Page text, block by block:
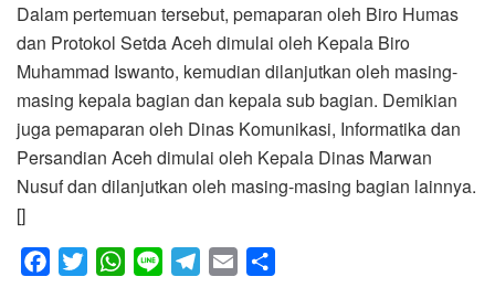
Dalam pertemuan tersebut, pemaparan oleh Biro Humas
dan Protokol Setda Aceh dimulai oleh Kepala Biro
Muhammad Iswanto, kemudian dilanjutkan oleh masing-
masing kepala bagian dan kepala sub bagian. Demikian
juga pemaparan oleh Dinas Komunikasi, Informatika dan
Persandian Aceh dimulai oleh Kepala Dinas Marwan
Nusuf dan dilanjutkan oleh masing-masing bagian lainnya.
[]
W